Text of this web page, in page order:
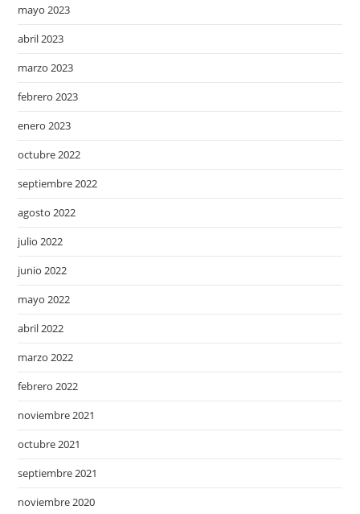
mayo 2023
abril 2023
marzo 2023
febrero 2023
enero 2023
octubre 2022
septiembre 2022
agosto 2022
julio 2022
junio 2022
mayo 2022
abril 2022
marzo 2022
febrero 2022
noviembre 2021
octubre 2021
septiembre 2021
noviembre 2020